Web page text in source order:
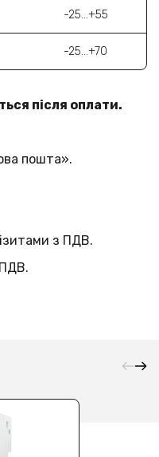
-25…+55
-25…+70
після оплати.
пошта».
з ПДВ.